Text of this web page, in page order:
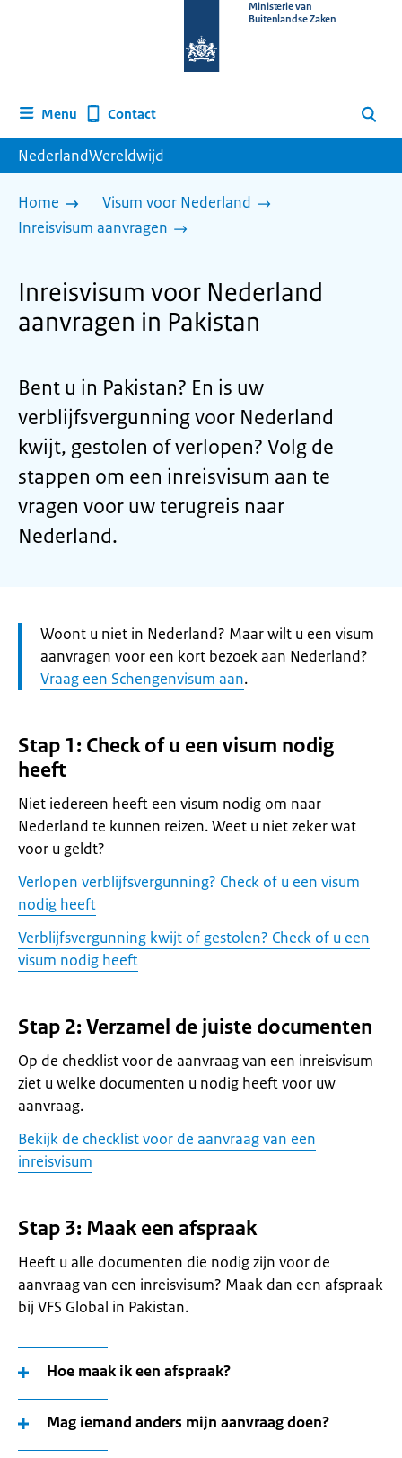
homepage
Ministerie van
Buitenlandse Zaken
Menu Contact Zoeken
NederlandWereldwijd
Home
Visum voor Nederland
Inreisvisum aanvragen
Inreisvisum voor Nederland
aanvragen in Pakistan
Bent u in Pakistan? En is uw
verblijfsvergunning voor Nederland
kwijt, gestolen of verlopen? Volg de
stappen om een inreisvisum aan te
vragen voor uw terugreis naar
Nederland.
Let
op:
Woont u niet in Nederland? Maar wilt u een visum
aanvragen voor een kort bezoek aan Nederland?
Vraag een Schengenvisum aan.
Stap 1: Check of u een visum nodig
heeft
Niet iedereen heeft een visum nodig om naar
Nederland te kunnen reizen. Weet u niet zeker wat
voor u geldt?
Verlopen verblijfsvergunning? Check of u een visum
nodig heeft
Verblijfsvergunning kwijt of gestolen? Check of u een
visum nodig heeft
Stap 2: Verzamel de juiste documenten
Op de checklist voor de aanvraag van een inreisvisum
ziet u welke documenten u nodig heeft voor uw
aanvraag.
Bekijk de checklist voor de aanvraag van een
inreisvisum
Stap 3: Maak een afspraak
Heeft u alle documenten die nodig zijn voor de
aanvraag van een inreisvisum? Maak dan een afspraak
bij VFS Global in Pakistan.
Hoe maak ik een afspraak?
Mag iemand anders mijn aanvraag doen?